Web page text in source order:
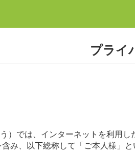
プライ
）では、インターネットを利用
み、以下総称して「ご本人様」